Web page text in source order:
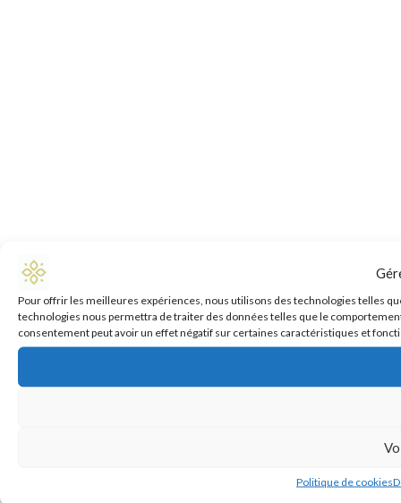
Pour offrir les meilleures expériences, nous utilisons des technologies telles
technologies nous permettra de traiter des données telles que le
consentement peut avoir un effet négatif sur certaines caractéristiques et
Politique de cookies